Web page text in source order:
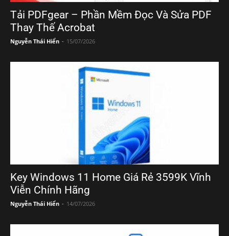
Tải PDFgear – Phần Mềm Đọc Và Sửa PDF
Thay Thế Acrobat
Nguyễn Thái Hiển - 15/07/2026
Key Windows 11 Home Giá Rẻ 3599K Vĩnh
Viễn Chính Hãng
Nguyễn Thái Hiển - 14/07/2026